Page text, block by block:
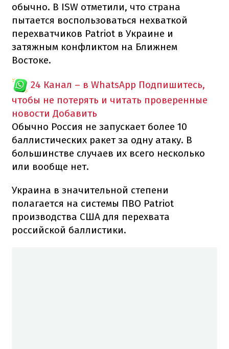
обычно. В ISW отметили, что страна
пытается воспользоваться нехваткой
перехватчиков Patriot в Украине и
затяжным конфликтом на Ближнем
Востоке.
24 Канал – в WhatsApp Подпишитесь,
чтобы не потерять и читать проверенные
новости Добавить
Обычно Россия не запускает более 10
баллистических ракет за одну атаку. В
большинстве случаев их всего несколько
или вообще нет.
Украина в значительной степени
полагается на системы ПВО Patriot
производства США для перехвата
российской баллистики.